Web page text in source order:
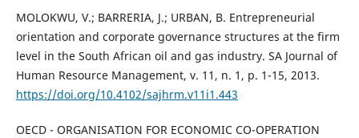
MOLOKWU, V.; BARRERIA, J.; URBAN, B. Entrepreneurial
orientation and corporate governance structures at the firm
level in the South African oil and gas industry. SA Journal of
Human Resource Management, v. 11, n. 1, p. 1-15, 2013.
https://doi.org/10.4102/sajhrm.v11i1.443
OECD - ORGANISATION FOR ECONOMIC CO-OPERATION